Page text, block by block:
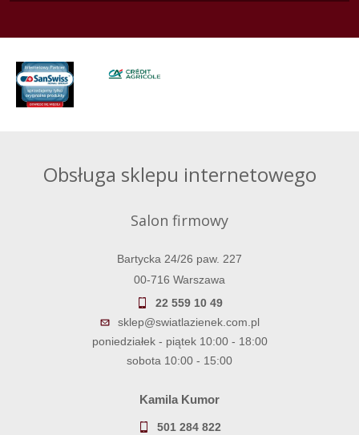
Obsługa sklepu internetowego
Salon firmowy
Bartycka 24/26 paw. 227
00-716 Warszawa
22 559 10 49
sklep@swiatlazienek.com.pl
poniedziałek - piątek 10:00 - 18:00
sobota 10:00 - 15:00
Kamila Kumor
501 284 822